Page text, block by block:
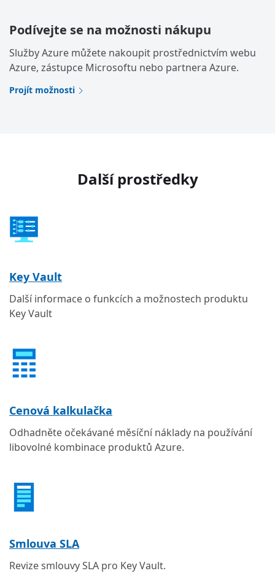
Podívejte se na možnosti nákupu
Služby Azure můžete nakoupit prostřednictvím webu
Azure, zástupce Microsoftu nebo partnera Azure.
Projít možnosti
Další prostředky
Key Vault
Další informace o funkcích a možnostech produktu
Key Vault
Cenová kalkulačka
Odhadněte očekávané měsíční náklady na používání
libovolné kombinace produktů Azure.
Smlouva SLA
Revize smlouvy SLA pro Key Vault.